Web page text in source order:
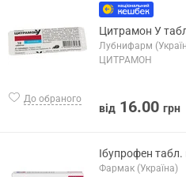
До обраного
Цитрамон У
Лубнифарм
ЦИТРАМОН
від 16.00 грн
Ібупрофен
Фармак (Україна)